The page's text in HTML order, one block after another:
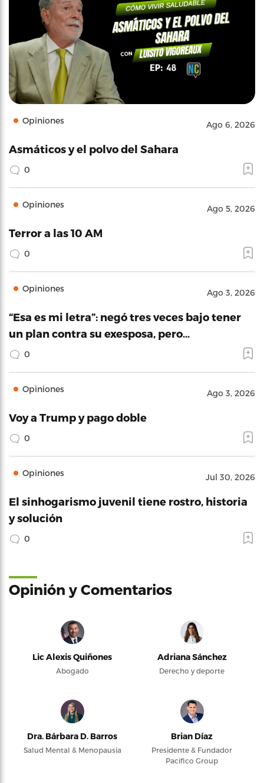
Opiniones Ago 6, 2026
Asmáticos y el polvo del Sahara
0
Opiniones Ago 5, 2026
Terror a las 10 AM
0
Opiniones Ago 3, 2026
“Esa es mi letra”: negó tres veces bajo tener
un plan contra su exesposa, pero…
0
Opiniones Ago 3, 2026
Voy a Trump y pago doble
0
Opiniones Jul 30, 2026
El sinhogarismo juvenil tiene rostro, historia
y solución
0
Opinión y Comentarios
Lic Alexis Quiñones
Abogado
Adriana Sánchez
Derecho y deporte
Dra. Bárbara D. Barros
Salud Mental & Menopausia
Brian Díaz
Presidente & Fundador
Pacifico Group